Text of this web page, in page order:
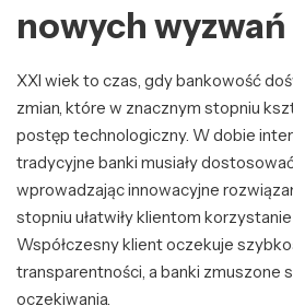
nowych wyzwań
XXI wiek to czas, gdy bankowość
zmian, które w znacznym stopniu
postęp technologiczny. W dobie
tradycyjne banki musiały
wprowadzając innowacyjne
stopniu ułatwiły klientom
Współczesny klient oczekuje
transparentności, a banki zmuszone
oczekiwania.